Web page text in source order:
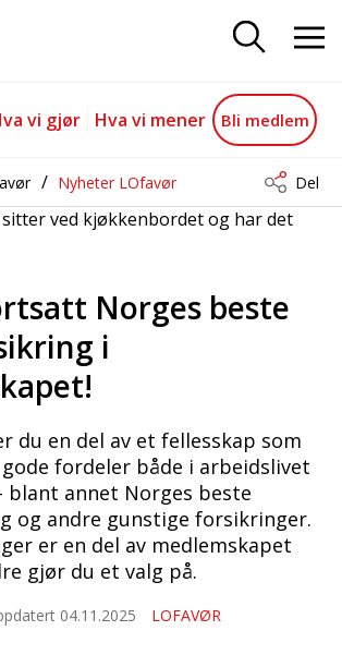
Norges beste
vi gjør Hva vi mener Bli medlem
Nyheter LOfavør Del
Norges beste
i
du en del av et fellesskap som
fordeler både i arbeidslivet
annet Norges beste
og andre gunstige forsikringer.
er en del av medlemskapet
gjør du et valg på.
04.11.2025 LOFAVØR